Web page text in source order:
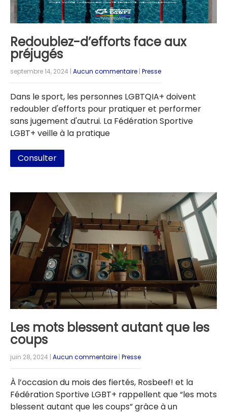
Redoublez-d’efforts face aux
préjugés
septembre 14, 2024 | Aucun commentaire | Presse
Dans le sport, les personnes LGBTQIA+ doivent
redoubler d'efforts pour pratiquer et performer
sans jugement d'autrui. La Fédération Sportive
LGBT+ veille à la pratique
Consulter
Les mots blessent autant que les
coups
juin 28, 2024 | Aucun commentaire | Presse
À l’occasion du mois des fiertés, Rosbeef! et la
Fédération Sportive LGBT+ rappellent que “les mots
blessent autant que les coups” grâce à un